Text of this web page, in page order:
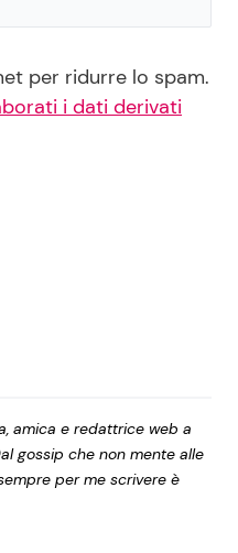
per ridurre lo spam.
i dati derivati
amica e redattrice web a
gossip che non mente alle
per me scrivere è